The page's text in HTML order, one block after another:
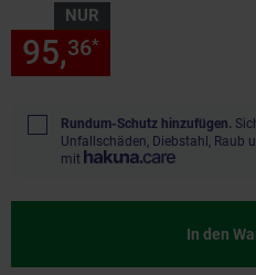
NUR
95,36*
Rundum-Schutz hinzufügen.
Unfallschäden, Diebstahl, Raub
mit
In den